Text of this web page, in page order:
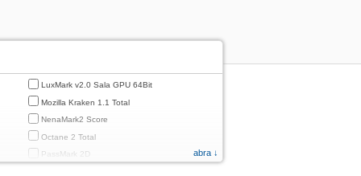
LuxMark v2.0 Sala GPU 64Bit
Mozilla Kraken 1.1 Total
NenaMark2 Score
Octane 2 Total
PassMark 2D
abra ↓